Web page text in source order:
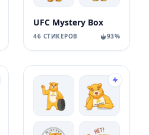
UFC Mystery Box
46 СТИКЕРОВ 93%